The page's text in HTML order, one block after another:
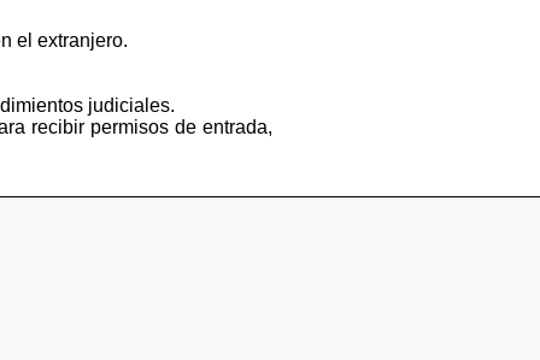
el extranjero.
judiciales.
recibir permisos de entrada,